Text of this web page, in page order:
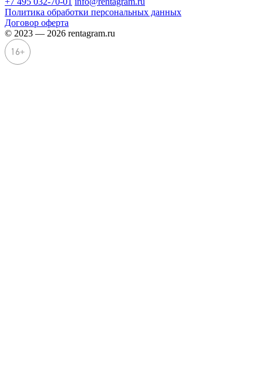
Политика обработки персональных данных
Договор оферта
© 2023 — 2026 rentagram.ru